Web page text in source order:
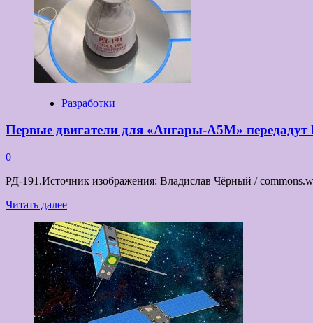
Разработки
Первые двигатели для «Ангары-А5М» передадут
0
РД-191.Источник изображения: Владислав Чёрный /
Читать далееПрочитать
о
Первые
двигатели
для
«Ангары-
А5М»
передадут
Центру